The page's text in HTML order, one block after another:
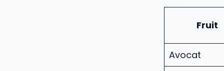
Fruit
Avocat